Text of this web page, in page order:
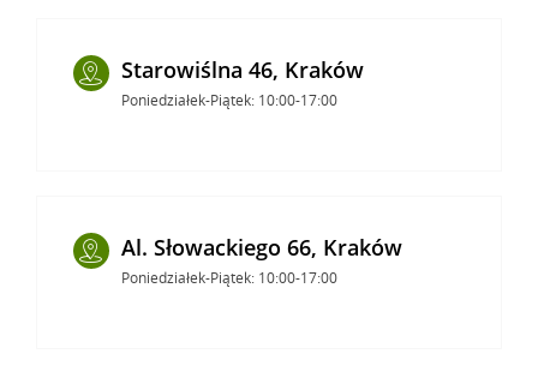
Starowiślna 46, Kraków
Poniedziałek-Piątek: 10:00-17:00
Al. Słowackiego 66, Kraków
Poniedziałek-Piątek: 10:00-17:00